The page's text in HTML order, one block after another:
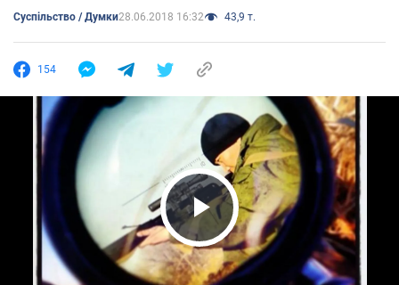
Суспільство / Думки28.06.2018 16:32 43,9 т.
154
Play Video